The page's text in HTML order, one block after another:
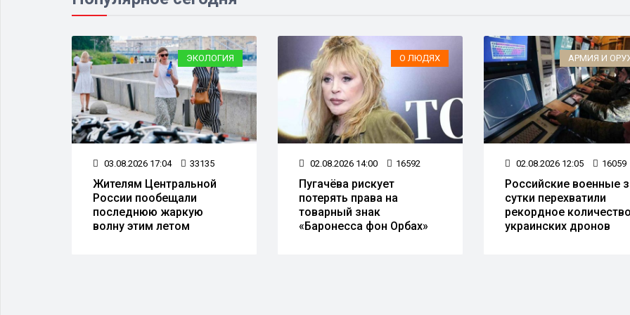
ЭКОЛОГИЯ
03.08.2026 17:04 33135
Жителям Центральной
России пообещали
последнюю жаркую
волну этим летом
О ЛЮДЯХ
02.08.2026 14:00 16592
Пугачёва рискует
потерять права на
товарный знак
«Баронесса фон Орбах»
АРМИЯ И
02.08.2026 12:05 16059
Российские военные
сутки перехватили
рекордное количество
украинских дронов